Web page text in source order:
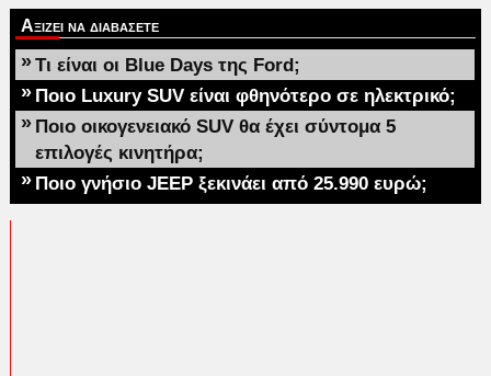
Αξιζει να διαβασετε
» Τι είναι οι Blue Days της Ford;
» Ποιο Luxury SUV είναι φθηνότερο σε ηλεκτρικό;
» Ποιο οικογενειακό SUV θα έχει σύντομα 5
επιλογές κινητήρα;
» Ποιο γνήσιο JEEP ξεκινάει από 25.990 ευρώ;